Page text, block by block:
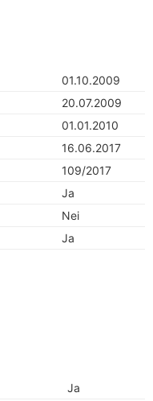
01.10.2009
20.07.2009
01.01.2010
16.06.2017
109/2017
Ja
Nei
Ja
Ja